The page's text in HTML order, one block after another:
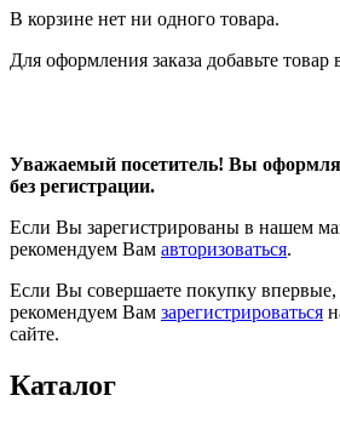
В корзине нет ни одного товара.
Для оформления заказа добавьте товар
Уважаемый посетитель! Вы
без регистрации.
Если Вы зарегистрированы в нашем
рекомендуем Вам авторизоваться.
Если Вы совершаете покупку впервые,
рекомендуем Вам зарегистрироваться
сайте.
Каталог